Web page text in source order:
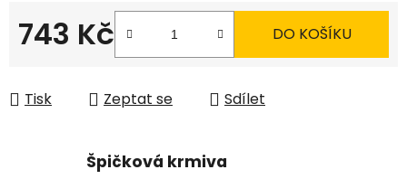
743 Kč DO KOŠÍKU
Tisk Zeptat se Sdílet
Špičková krmiva